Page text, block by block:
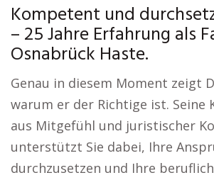
Kompetent und
– 25 Jahre Erfahrung als
Osnabrück Haste.
Genau in diesem Moment zeigt
warum er der Richtige ist. Seine
aus Mitgefühl und juristischer
unterstützt Sie dabei, Ihre
durchzusetzen und Ihre